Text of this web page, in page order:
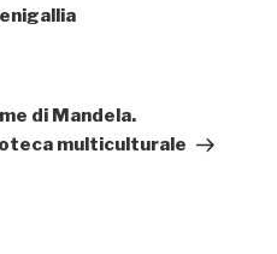
di Mandela.
multiculturale